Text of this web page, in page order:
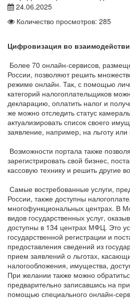
24.06.2025
Количество просмотров: 285
Цифровизация во
Более 70 онлайн-сервисов,
России, позволяют решить
режиме онлайн. Так, с помощью
категорий налогоплательщиков
декларацию, оплатить налог и
же можно отследить статус
актуализировать список своего
заявление, например, на льготу или
Возможности портала также
зарегистрировать свой бизнес,
кассовую технику и решить другие
Самые востребованные услуги,
России, также доступны
многофункциональных центрах. В
видов государственных услуг,
доступны в 134 центрах МФЦ. Это
государственной регистрации и
предоставления сведений из
прием заявлений о льготах,
налогообложения, имущества,
При желании также можно
предварительно записавшись на
помощью специального онлайн-